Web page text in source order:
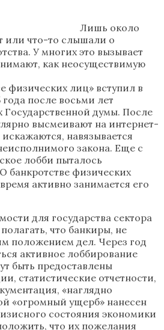
Лишь около
или что-то слышали о
У многих это вызывает
как неосуществимую
физических лиц» вступил в
года после восьми лет
Государственной думы. После
высмеивают на интернет-
искажаются, навязывается
закона. Еще с
лобби пыталось
банкротстве физических
активно занимается его
для государства сектора
что банкиры, не
положением дел. Через год
активное лоббирование
быть предоставлены
статистические отчетности,
«наглядно
«огромный ущерб» нанесен
состояния экономики
что их пожелания